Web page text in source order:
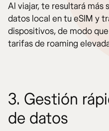
Al viajar, te resultará más
datos local en tu eSIM y
dispositivos, de modo
tarifas de roaming
3. Gestión
de datos